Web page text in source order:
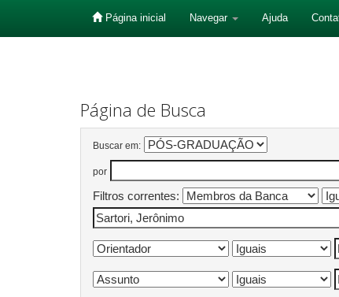
Página inicial Navegar Ajuda
Página de Busca
Buscar em:
por
Filtros correntes: